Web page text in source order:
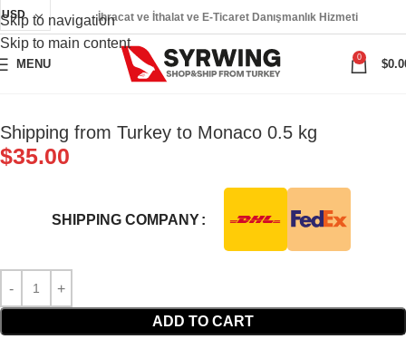
Skip to navigation
Skip to main content
USD İhracat ve İthalat ve E-Ticaret Danışmanlık Hizmeti
MENU
0
$
Shipping from Turkey to Monaco 0.5 kg
$35.00
SHIPPING COMPANY
ADD TO CART